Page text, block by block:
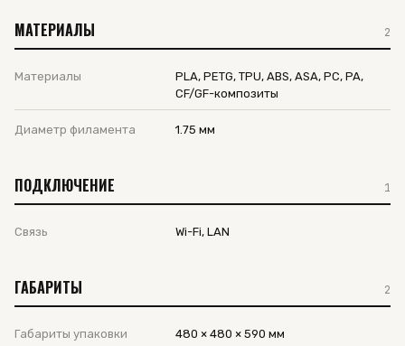
МАТЕРИАЛЫ 2
Материалы
PLA, PETG, TPU, ABS, ASA, PC, PA,
CF/GF-композиты
Диаметр филамента 1.75 мм
ПОДКЛЮЧЕНИЕ 1
Связь Wi-Fi, LAN
ГАБАРИТЫ 2
Габариты упаковки 480 × 480 × 590 мм